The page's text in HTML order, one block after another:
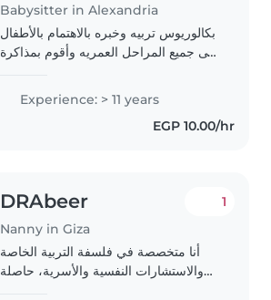
Babysitter in Alexandria
بكالوريوس تربيه وخبره بالاهتمام بالأطفال
فى جميع المراحل العمريه وأقوم بمذاكرة
Experience: > 11 years
EGP 10.00/hr
DRAbeer
Nanny in Giza
1
أنا متخصصة في فلسفة التربية الخاصة
والاستشارات النفسية والأسرية، حاصلة